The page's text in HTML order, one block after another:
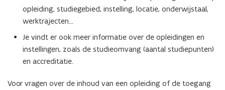
i
n
n
i
e
w
n
t
i
n
n
e
p
opleiding, studiegebied, instelling, locatie, onderwijstaal,
werktrajecten...
Je vindt er ook meer informatie over de opleidingen en
instellingen, zoals de studieomvang (aantal studiepunten)
en accreditatie.
Voor vragen over de inhoud van een opleiding of de toegang